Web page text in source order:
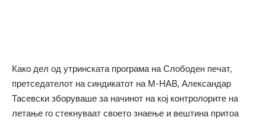
Како дел од утринската програма на Слободен печат,
претседателот на синдикатот на М-НАВ, Александар
Тасевски зборуваше за начинот на кој контролорите на
летање го стекнуваат своето знаење и вештина притоа